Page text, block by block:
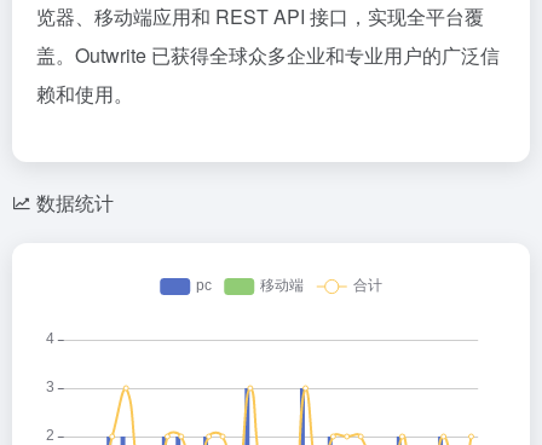
览器、移动端应用和 REST API 接口，实现全平台覆
盖。Outwrite 已获得全球众多企业和专业用户的广泛信
赖和使用。
数据统计